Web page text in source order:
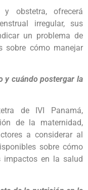
obstetra, ofrecerá
irregular, sus
un problema de
sobre cómo manejar
y cuándo postergar la
de IVI Panamá,
de la maternidad,
a considerar al
sobre cómo
impactos en la salud